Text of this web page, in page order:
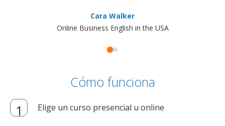
Cara Walker
Online Business English in the USA
Cómo funciona
Elige un curso presencial u online